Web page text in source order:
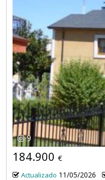
9
184.900 €
Actualizado 11/05/2026